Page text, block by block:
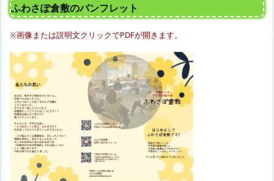
ふわさぽ倉敷のパンフレット
※画像または説明文クリックでPDFが開きます。